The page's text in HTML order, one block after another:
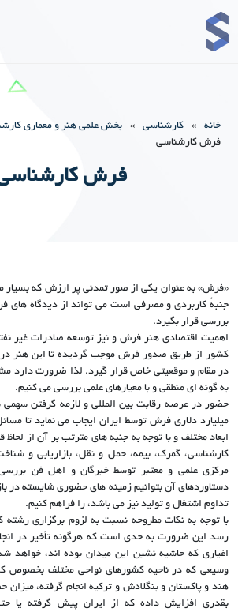
خانه » کارشناسی » بخش علمی هنر و معماری
فرش کارشناسی
فرش
«فرش» به عنوان یکی از صور تمدنی پر ارزش که بسیار
جنبهُ کاربردی و مصرفی است می تواند از دیدگاه های
بررسی قرار بگیرد.
اهمیت اقتصادی هنر فرش و نیز توسعه صادرات غیر
کشور از طریق صدور فرش موجب گردیده تا این هنر در
در مقام و موقعیتی خاص قرار گیرد. لذا ضرورت دارد
به گونه ای منطقی و با معیارهای علمی بررسی می کنیم.
میلیارد دلاری فرش توسط ایران ایجاب می نماید تا
ابعاد مختلف و با توجه به جنبه های مترتب بر آن از لحاظ
کارشناسی، گمرک، بیمه، حمل و نقل، بازاریابی و
مرکزی علمی و معتبر توسط خبرگان و اهل فن بررسی
دستاوردهای آن بتوانیم زمینه های حضوری شایسته در
تداوم اشتغال و تولید نیز می باشد، را فراهم کنیم.
با توجه به نکات مطروحه نسبت به لزوم برگزاری
رسد این ضرورت به حدی است که هرگونه تأخیر در
اغیاری که حاشیه نشین این میدان بوده اند، خواهد شد
وسیعی که در ناحیه کشورهای نواحی مختلف بخصوص
هند و پاکستان و بنگلادش و ترکیه انجام گرفته، میزان
بقدری افزایش داده که از ایران پیش گرفته یا